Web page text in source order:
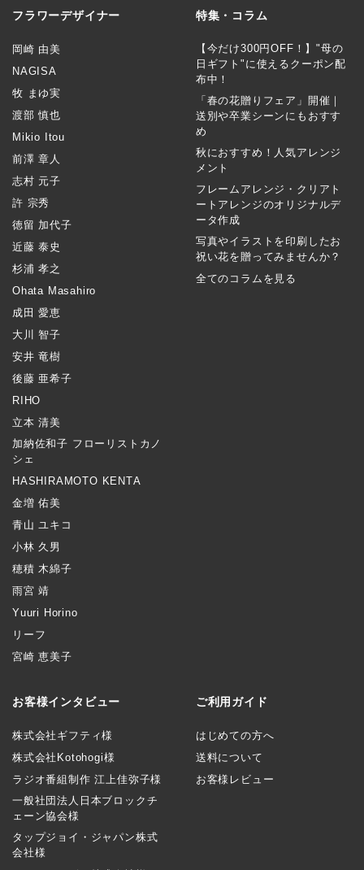
フラワーデザイナー
岡崎 由美
NAGISA
牧 まゆ実
渡部 慎也
Mikio Itou
前澤 章人
志村 元子
許 宗秀
徳留 加代子
近藤 泰史
杉浦 孝之
Ohata Masahiro
成田 愛恵
大川 智子
安井 竜樹
後藤 亜希子
RIHO
立本 清美
加納佐和子 フローリストカノ
シェ
HASHIRAMOTO KENTA
金増 佑美
青山 ユキコ
小林 久男
穂積 木綿子
雨宮 靖
Yuuri Horino
リーフ
宮崎 恵美子
特集・コラム
【今だけ300円OFF！】"母の
日ギフト"に使えるクーポン配
布中！
「春の花贈りフェア」開催｜
送別や卒業シーンにもおすす
め
秋におすすめ！人気アレンジ
メント
フレームアレンジ・クリアト
ートアレンジのオリジナルデ
ータ作成
写真やイラストを印刷したお
祝い花を贈ってみませんか？
全てのコラムを見る
お客様インタビュー
株式会社ギフティ様
株式会社Kotohogi様
ラジオ番組制作 江上佳弥子様
一般社団法人日本ブロックチ
ェーン協会様
タップジョイ・ジャパン株式
会社様
ご利用ガイド
はじめての方へ
送料について
お客様レビュー